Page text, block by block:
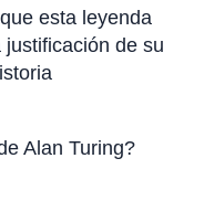
esta leyenda
de su
Alan Turing?